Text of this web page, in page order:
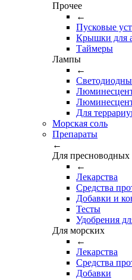
Прочее
←
Пусковые
Крышки для
Таймеры
Лампы
←
Для
Морская соль
Препараты
←
Для пресноводных
←
Лекарства
Средства
Добавки и
Тесты
Удобрения
Для морских
←
Лекарства
Средства
Добавки